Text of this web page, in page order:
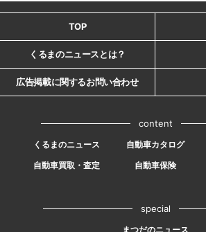
TOP
くるまのニュースとは？
広告掲載に関するお問い合わせ
content
くるまのニュース 自動車カタログ
自動車買取・査定
自動車保険
special
まつだのニュース